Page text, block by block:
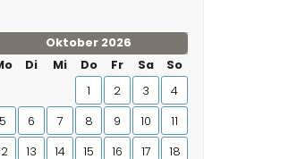
Oktober 2026
Di Mi Do Fr Sa
So
1
2 3
4
5
6 7 8 9 10
11
13 14 15 16 17
18